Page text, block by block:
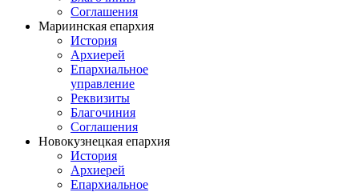
Соглашения
Мариинская епархия
История
Архиерей
Епархиальное
управление
Реквизиты
Благочиния
Соглашения
Новокузнецкая епархия
История
Архиерей
Епархиальное